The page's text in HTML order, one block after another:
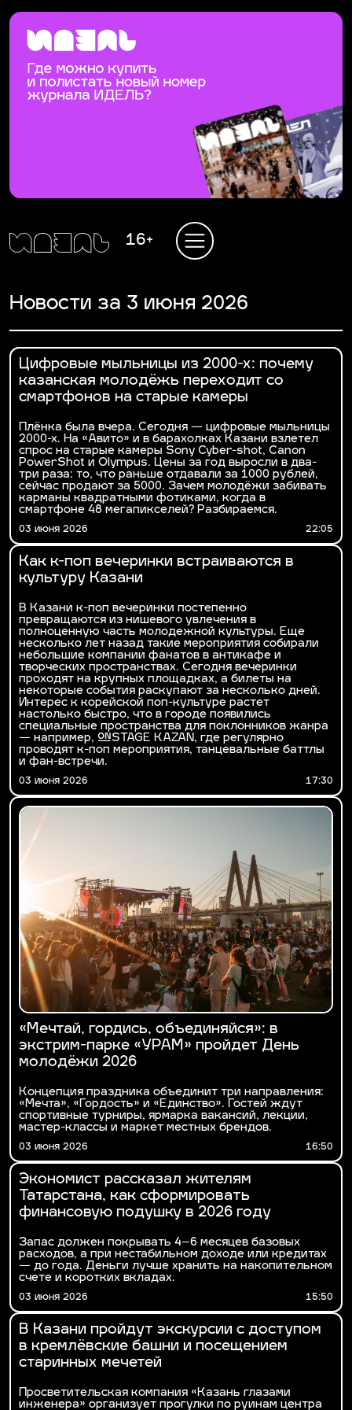
16+
Новости за 3 июня 2026
Цифровые мыльницы из 2000-х: почему
казанская молодёжь переходит со
смартфонов на старые камеры
Плёнка была вчера. Сегодня — цифровые мыльницы
2000-х. На «Авито» и в барахолках Казани взлетел
спрос на старые камеры Sony Cyber-shot, Canon
PowerShot и Olympus. Цены за год выросли в два-
три раза: то, что раньше отдавали за 1000 рублей,
сейчас продают за 5000. Зачем молодёжи забивать
карманы квадратными фотиками, когда в
смартфоне 48 мегапикселей? Разбираемся.
03 июня 2026 22:05
Как к-поп вечеринки встраиваются в
культуру Казани
В Казани к-поп вечеринки постепенно
превращаются из нишевого увлечения в
полноценную часть молодежной культуры. Еще
несколько лет назад такие мероприятия собирали
небольшие компании фанатов в антикафе и
творческих пространствах. Сегодня вечеринки
проходят на крупных площадках, а билеты на
некоторые события раскупают за несколько дней.
Интерес к корейской поп-культуре растет
настолько быстро, что в городе появились
специальные пространства для поклонников жанра
— например, ONSTAGE KAZAN, где регулярно
проводят к-поп мероприятия, танцевальные баттлы
и фан-встречи.
03 июня 2026 17:30
«Мечтай, гордись, объединяйся»: в
экстрим-парке «УРАМ» пройдет День
молодёжи 2026
Концепция праздника объединит три направления:
«Мечта», «Гордость» и «Единство». Гостей ждут
спортивные турниры, ярмарка вакансий, лекции,
мастер-классы и маркет местных брендов.
03 июня 2026 16:50
Экономист рассказал жителям
Татарстана, как сформировать
финансовую подушку в 2026 году
Запас должен покрывать 4–6 месяцев базовых
расходов, а при нестабильном доходе или кредитах
— до года. Деньги лучше хранить на накопительном
счете и коротких вкладах.
03 июня 2026 15:50
В Казани пройдут экскурсии с доступом
в кремлёвские башни и посещением
старинных мечетей
Просветительская компания «Казань глазами
инженера» организует прогулки по руинам центра